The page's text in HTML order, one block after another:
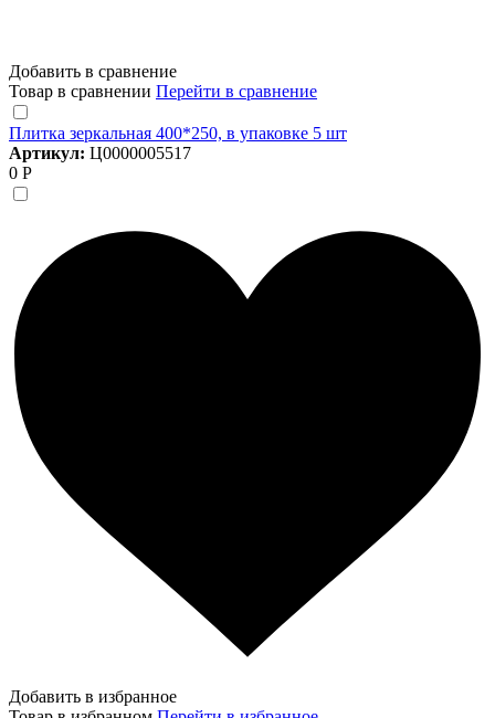
Добавить в сравнение
Товар в сравнении Перейти в сравнение
Плитка зеркальная 400*250, в упаковке 5 шт
Артикул: Ц0000005517
0 Р
Добавить в избранное